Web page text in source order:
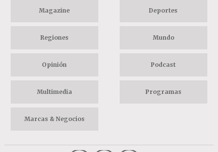
Magazine Deportes
Regiones Mundo
Opinión Podcast
Multimedia Programas
Marcas & Negocios